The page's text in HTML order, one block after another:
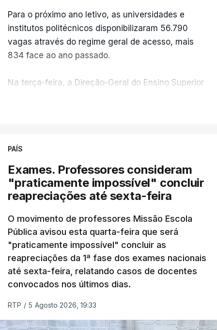
Para o próximo ano letivo, as universidades e
institutos politécnicos disponibilizaram 56.790
vagas através do regime geral de acesso, mais
834 face ao ano passado.
Na terça-feira, a Direção-Geral do Ensino Superior
No primeiro dia do concurso deste ano, apenas
304 alunos tinham apresentado candidatura, muito
abaixo dos 10 mil que o tinham feito no primeiro dia
do concurso do ano passado.
Pela primeira vez este ano, quase 300 mil exames
nacionais do ensino secundário foram avaliados
em formato digital, mas o processo registou várias
falhas técnicas, obrigando ao adiamento por
alguns dias da divulgação das notas.
PAÍS
Exames. Professores consideram
"praticamente impossível" concluir
reapreciações até sexta-feira
O movimento de professores Missão Escola
Pública avisou esta quarta-feira que será
"praticamente impossível" concluir as
reapreciações da 1ª fase dos exames nacionais
até sexta-feira, relatando casos de docentes
convocados nos últimos dias.
RTP / 5 Agosto 2026, 19:33